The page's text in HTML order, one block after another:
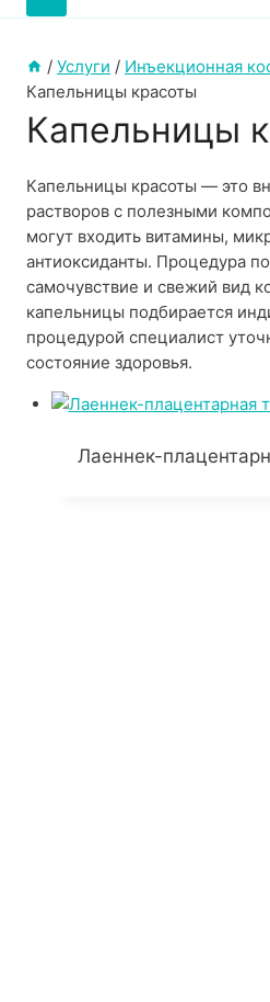
/ Услуги / Инъекционная
Капельницы красоты
Капельницы
Капельницы красоты — это
растворов с полезными
могут входить витамины,
антиоксиданты. Процедура
самочувствие и свежий вид
капельницы подбирается
процедурой специалист
состояние здоровья.
Лаеннек-